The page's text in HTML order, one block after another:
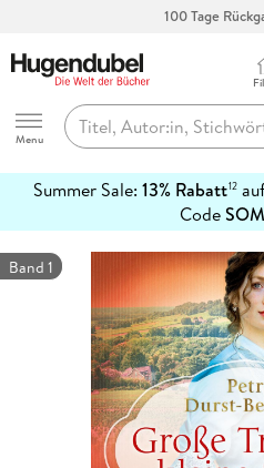
Hugendubel
Menu
Summer Sale: 13% Rabatt12
Code
erfahren
Band 1